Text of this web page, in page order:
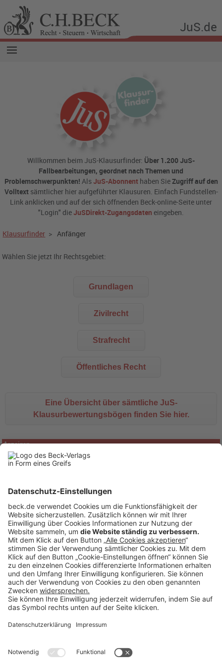
JuS.de
Willkommen beim JuS-Klausurfinder: Über 1.200 JuS-
Fallbearbeitungen, geordnet nach Themen und
Problemschwerpunkten! AlsJuS-Abonnent haben SieZugriff auf den
Volltext sämtlicher hier aufgeführter Klausuren. Einfach Fundstellen-
Link anklicken und auf der sich öffnenden Beck-online-Seite unter
"Login" dieJuSDirekt-Zugangsdaten eingeben.
Klausurfinder > Anfänger
Wählen Sie jetzt Ihr Rechtsgebiet:
Grundlagen
Zivilrecht
Strafrecht
Öffentliches Recht
Eine Übersicht über sämtliche JuS-
Klausurbewertungsbögen finden Sie hier.
Anzeigen
BECK Stellenmarkt